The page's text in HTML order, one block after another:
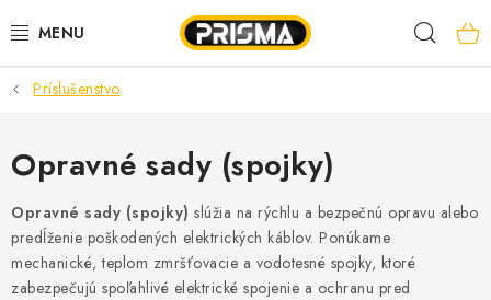
na
AKCIE
LED PÁSY
MODULÁRNE PRÍSTROJE
ROZVÁDZAČE
Príslušenstvo
Opravné sady (spojky)
Opravné sady (spojky) slúžia na rýchlu a bezpečnú opravu alebo
predĺženie poškodených elektrických káblov. Ponúkame
mechanické, teplom zmršťovacie a vodotesné spojky, ktoré
zabezpečujú spoľahlivé elektrické spojenie a ochranu pred